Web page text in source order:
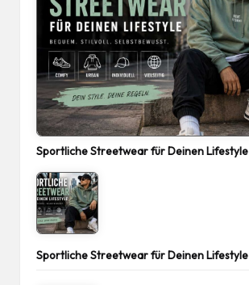
Sportliche Streetwear für Deinen Lifestyle
Sportliche Streetwear für Deinen Lifestyle